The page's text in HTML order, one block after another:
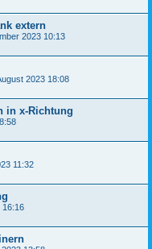
extern
2023 10:13
2023 18:08
in x-Richtung
11:32
16:16